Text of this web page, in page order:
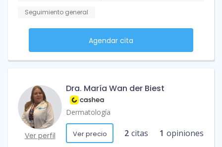
Seguimiento general
Agendar cita
Ver perfil
Dra. María Wan der Biest
Dermatología
Ver precio 2 citas 1 opiniones